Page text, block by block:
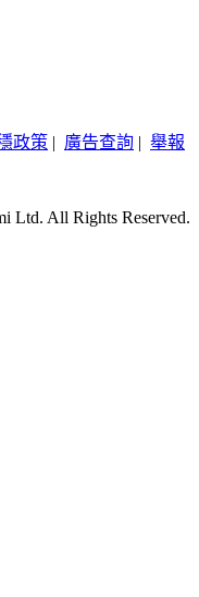
政策 | 廣告查詢 | 舉報
Ltd. All Rights Reserved.